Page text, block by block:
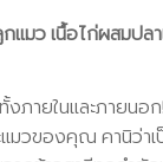
กแมว เนื้อไก่ผสมป
ภายในและภายนอ
วของคุณ คานิว่าเ